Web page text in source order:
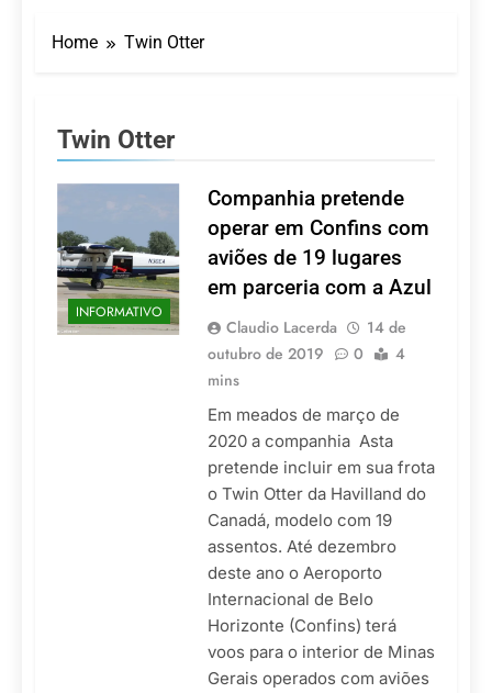
Balanger assume
comando do Wyndham
São Paulo Ibirapuera
5 De Agosto De 2026
LATAM anuncia 42
rotas na primeira fase
de operação do
Embraer 195-E2
5 De Agosto De 2026
Azul retoma voos
Alegre e Montevidéu
em dezembro
Home Twin Otter
Twin Otter
INFORMATIVO
Companhia pretende
operar em Confins com
aviões de 19 lugares
em parceria com a Azul
Claudio Lacerda
14 de
outubro de 2019
0
4
mins
Em meados de março de
2020 a companhia Asta
pretende incluir em sua frota
o Twin Otter da Havilland do
Canadá, modelo com 19
assentos. Até dezembro
deste ano o Aeroporto
Internacional de Belo
Horizonte (Confins) terá
voos para o interior de Minas
Gerais operados com aviões